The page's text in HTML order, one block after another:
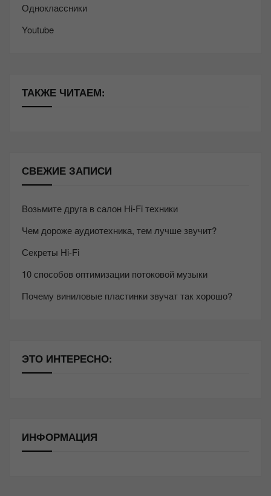
Одноклассники
Youtube
ТАКЖЕ ЧИТАЕМ:
СВЕЖИЕ ЗАПИСИ
Возьмите друга в салон Hi-Fi техники
Чем дороже аудиотехника, тем лучше звучит?
Секреты Hi-Fi
10 способов оптимизации потоковой музыки
Почему виниловые пластинки звучат так хорошо?
ЭТО ИНТЕРЕСНО:
ИНФОРМАЦИЯ